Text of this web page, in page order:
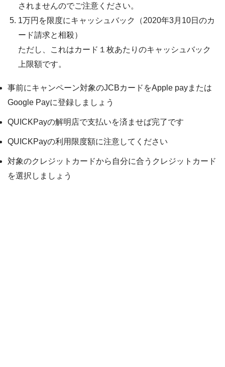
されませんのでご注意ください。
1万円を限度にキャッシュバック（2020年3月10日のカ
ード請求と相殺）
ただし、これはカード１枚あたりのキャッシュバック
上限額です。
事前にキャンペーン対象のJCBカードをApple payまたは
Google Payに登録しましょう
QUICKPayの解明店で支払いを済ませば完了です
QUICKPayの利用限度額に注意してください
対象のクレジットカードから自分に合うクレジットカード
を選択しましょう